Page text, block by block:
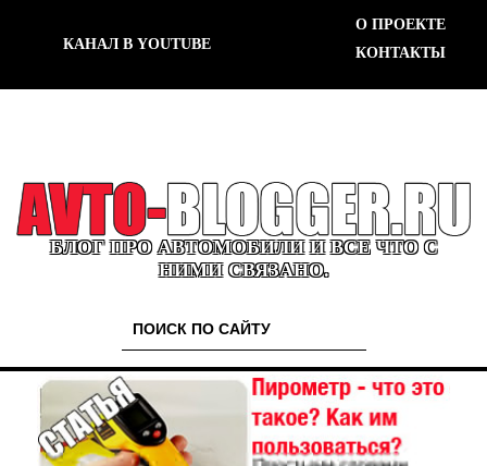
КАНАЛ В YOUTUBE
О ПРОЕКТЕ
КОНТАКТЫ
БЛОГ ПРО АВТОМОБИЛИ И ВСЕ ЧТО С
НИМИ СВЯЗАНО.